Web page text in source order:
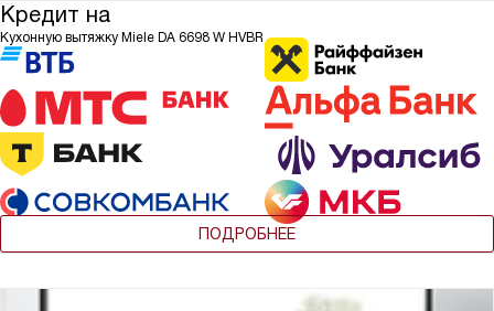
Кредит на
Кухонную вытяжку Miele DA 6698 W HVBR
ПОДРОБНЕЕ